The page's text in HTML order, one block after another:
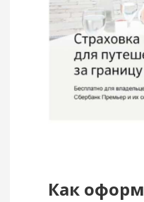
Как